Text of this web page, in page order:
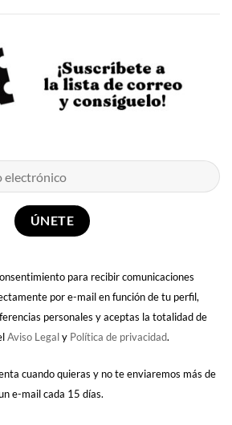
para recibir comunicaciones
por e-mail en función de tu perfil,
personales y aceptas la totalidad de
Aviso Legaly Política de privacidad.
cuando quieras y no te enviaremos más de
e-mail cada 15 días.